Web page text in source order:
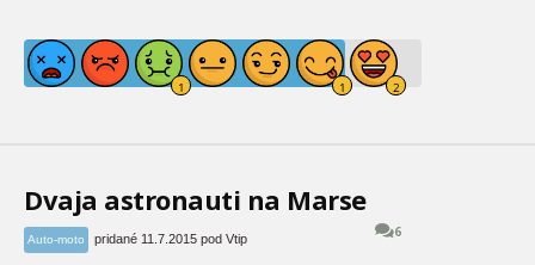
Dvaja astronauti na Marse
6
Auto-moto pridané 11.7.2015 pod Vtip